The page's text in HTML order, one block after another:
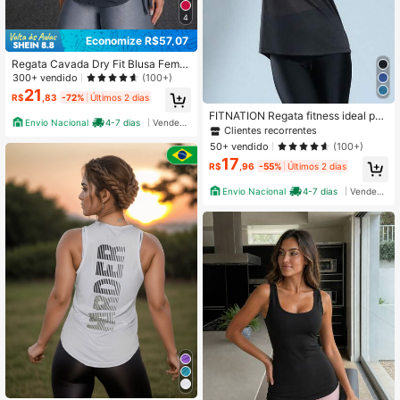
4
Economize R$57,07
Regata Cavada Dry Fit Blusa Femin
ina Fitness Decote Lateral Tapa Bu
mbum Top Treino Academia Corrida
300+ vendido (100+)
R$21 ,83 -72% Últimos 2 dias
Envio Nacional 4-7 dias
FITNATION Regata fitness ideal par
a todos os esportes
Clientes recorrentes
50+ vendido
(100+)
R$17 ,96 -55% Últimos 2 dias
Envio Nacional 4-7 dias